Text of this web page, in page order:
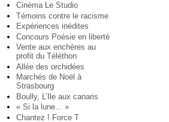
Cinéma Le Studio
Témoins contre le racisme
Expériences inédites
Concours Poésie en liberté
Vente aux enchères au
profit du Téléthon
Allée des orchidées
Marchés de Noël à
Strasbourg
Boully, L’Ile aux canaris
« Si la lune... »
Chantez ! Force T